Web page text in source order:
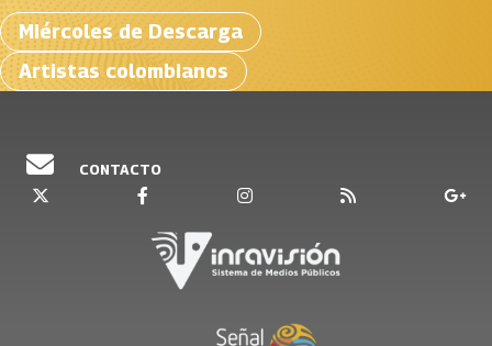
Miércoles de Descarga
Artistas colombianos
CONTACTO